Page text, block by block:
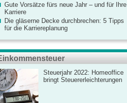
Gute Vorsätze fürs neue Jahr – und für Ihre
Karriere
Die gläserne Decke durchbrechen: 5 Tipps
für die Karriereplanung
Steuerjahr 2022: Homeoffice
bringt Steuererleichterungen